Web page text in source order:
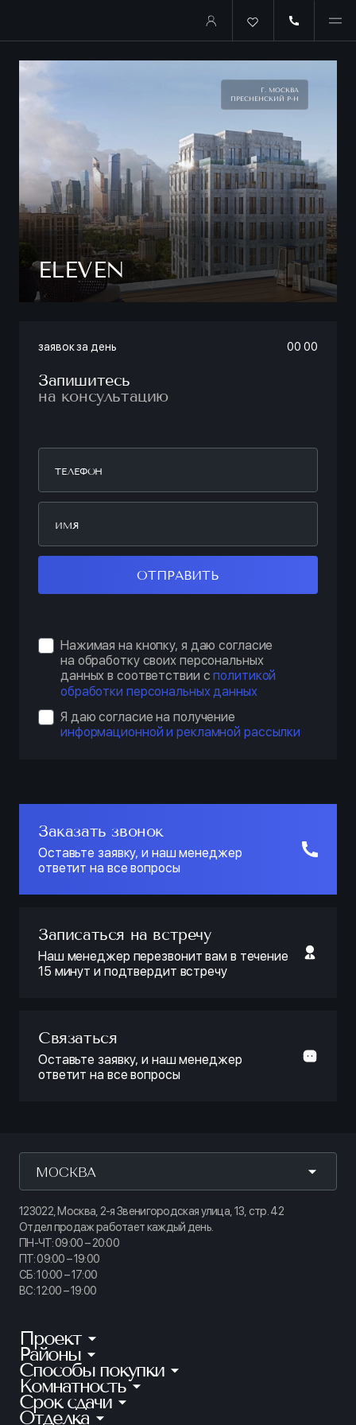
заявок за день 00 :00
Запишитесь
на консультацию
ОТПРАВИТЬ
Нажимая на кнопку, я даю согласие
на обработку своих персональных
данных в соответствии сполитикой
обработки персональных данных
Я даю согласие на получение
информационной и рекламной рассылки
Г. МОСКВА
ПРЕСНЕНСКИЙ Р-Н
ELEVEN
Заказать звонок
Оставьте заявку, и наш менеджер
ответит на все вопросы
Записаться на встречу
Наш менеджер перезвонит вам в течение
15 минут и подтвердит встречу
Связаться
Оставьте заявку, и наш менеджер
ответит на все вопросы
МОСКВА
123022, Москва, 2-я Звенигородская улица, 13, стр. 42
Отдел продаж работает каждый день.
ПН-ЧТ: 09:00 – 20:00
ПТ: 09:00 – 19:00
СБ: 10:00 – 17:00
ВС: 12:00 – 19:00
Проект
КИНОПАРК
ТАЙМ СКВЕР
АУРУМ
ГРАНАТ
Районы
Калининский
Приморский
Петроградский
Способы покупки
Ипотека
Рассрочка
Комнатность
Студии
Срок сдачи
Готовые квартиры
Отделка